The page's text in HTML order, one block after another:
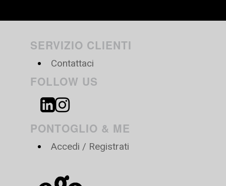
SERVIZIO CLIENTI
Contattaci
FOLLOW US
PONTOGLIO & ME
Accedi / Registrati